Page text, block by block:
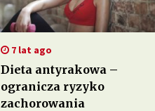
7 lat ago
Dieta antyrakowa –
ogranicza ryzyko
zachorowania